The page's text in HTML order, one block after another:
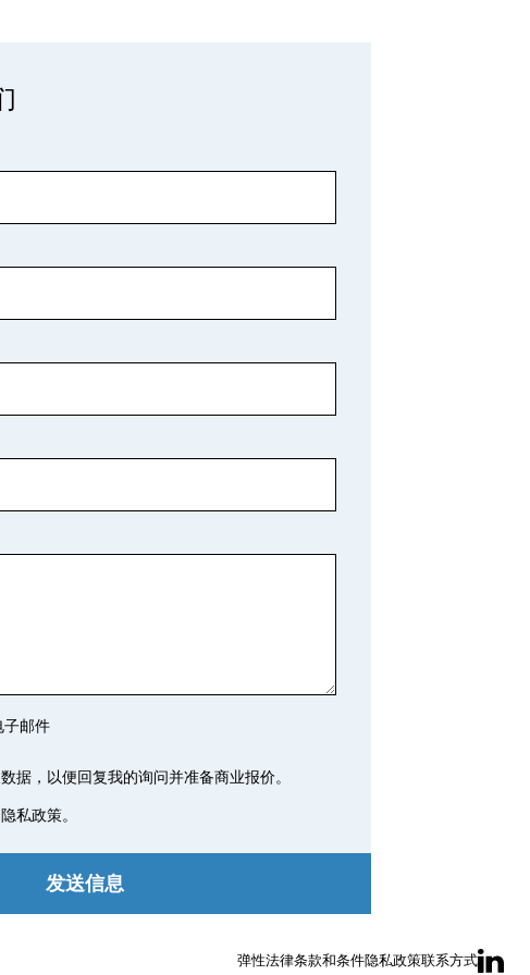
子邮件
据，以便回复我的询问并准备商业报价。
私政策。
发送信息
弹性法律条款和条件隐私政策联系方式